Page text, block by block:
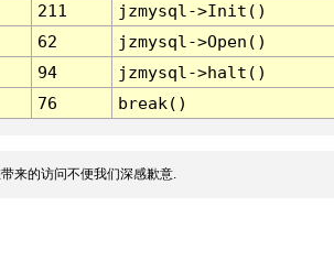
211
jzmysql->Init()
62
jzmysql->Open()
94
jzmysql->halt()
76 break()
来的访问不便我们深感歉意.